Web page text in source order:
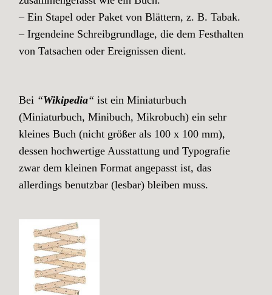
– Ein Stapel oder Paket von Blättern, z. B. Tabak.
– Irgendeine Schreibgrundlage, die dem Festhalten
von Tatsachen oder Ereignissen dient.
Bei “Wikipedia“ ist ein Miniaturbuch
(Miniaturbuch, Minibuch, Mikrobuch) ein sehr
kleines Buch (nicht größer als 100 x 100 mm),
dessen hochwertige Ausstattung und Typografie
zwar dem kleinen Format angepasst ist, das
allerdings benutzbar (lesbar) bleiben muss.